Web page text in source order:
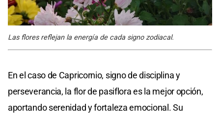
Las flores reflejan la energía de cada signo zodiacal.
En el caso de Capricornio, signo de disciplina y
perseverancia, la flor de pasiflora es la mejor opción,
aportando serenidad y fortaleza emocional. Su